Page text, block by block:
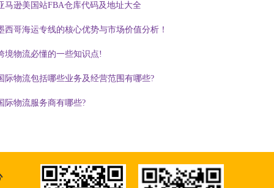
马逊美国站FBA仓库代码及地址大全
西哥海运专线的核心优势与市场价值分析！
境物流必懂的一些知识点!
际物流包括哪些业务及经营范围有哪些?
际物流服务商有哪些?